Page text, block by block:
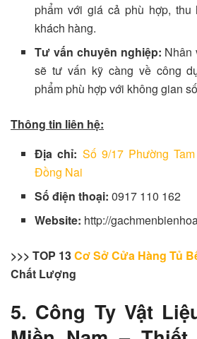
phẩm với giá cả phù hợp,
khách hàng.
Tư vấn chuyên nghiệp: Nhân
sẽ tư vấn kỹ càng về công
phẩm phù hợp với không gian
Thông tin liên hệ:
Địa chỉ: Số 9/17 Phường
Đồng Nai
Số điện thoại:0917 110 162
Website: http://
>>> TOP 13Cơ Sở Cửa Hàng Tủ
Chất Lượng
5. Công Ty Vật